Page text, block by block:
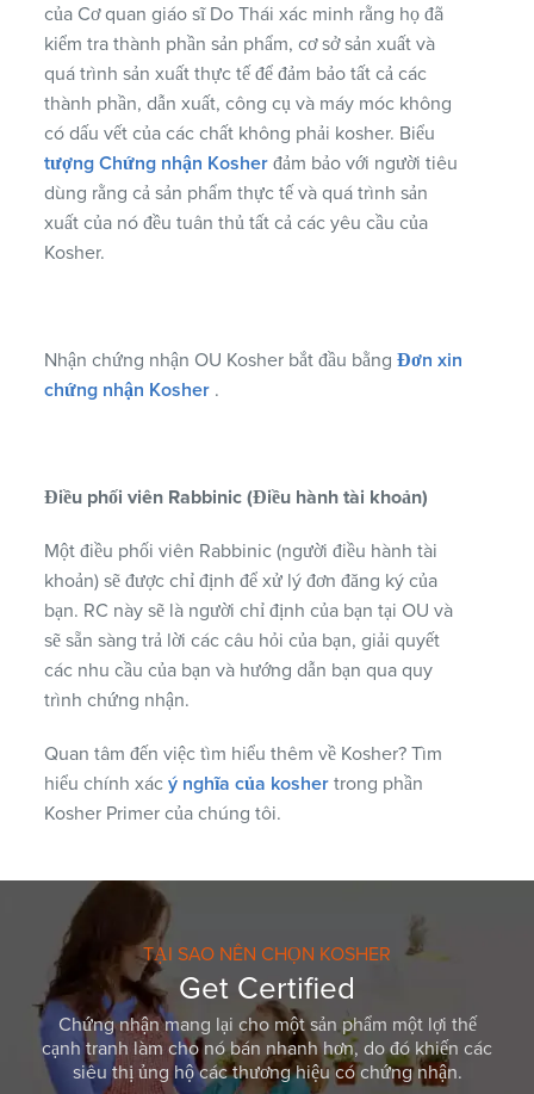
của Cơ quan giáo sĩ Do Thái xác minh rằng họ đã
kiểm tra thành phần sản phẩm, cơ sở sản xuất và
quá trình sản xuất thực tế để đảm bảo tất cả các
thành phần, dẫn xuất, công cụ và máy móc không
có dấu vết của các chất không phải kosher. Biểu
tượng Chứng nhận Kosherđảm bảo với người tiêu
dùng rằng cả sản phẩm thực tế và quá trình sản
xuất của nó đều tuân thủ tất cả các yêu cầu của
Kosher.
Nhận chứng nhận OU Kosher bắt đầu bằngĐơn xin
chứng nhận Kosher .
Điều phối viên Rabbinic (Điều hành tài khoản)
Một điều phối viên Rabbinic (người điều hành tài
khoản) sẽ được chỉ định để xử lý đơn đăng ký của
bạn. RC này sẽ là người chỉ định của bạn tại OU và
sẽ sẵn sàng trả lời các câu hỏi của bạn, giải quyết
các nhu cầu của bạn và hướng dẫn bạn qua quy
trình chứng nhận.
Quan tâm đến việc tìm hiểu thêm về Kosher? Tìm
hiểu chính xácý nghĩa của koshertrong phần
Kosher Primer của chúng tôi.
TẠI SAO NÊN CHỌN KOSHER
Get Certified
Chứng nhận mang lại cho một sản phẩm một lợi thế
cạnh tranh làm cho nó bán nhanh hơn, do đó khiến các
siêu thị ủng hộ các thương hiệu có chứng nhận.